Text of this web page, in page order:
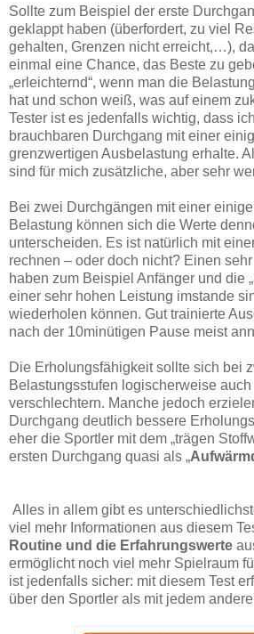
Sollte zum Beispiel der erste
geklappt haben (überfordert, zu viel
gehalten, Grenzen nicht erreicht,…),
einmal eine Chance, das Beste zu
„erleichternd“, wenn man die
hat und schon weiß, was auf einem
Tester ist es jedenfalls wichtig, dass
brauchbaren Durchgang mit einer
grenzwertigen Ausbelastung erhalte.
sind für mich zusätzliche, aber sehr
Bei zwei Durchgängen mit einer
Belastung können sich die Werte
unterscheiden. Es ist natürlich mit
rechnen – oder doch nicht? Einen sehr
haben zum Beispiel Anfänger und die
einer sehr hohen Leistung imstande
wiederholen können. Gut trainierte
nach der 10minütigen Pause meist
Die Erholungsfähigkeit sollte sich bei
Belastungsstufen logischerweise
verschlechtern. Manche jedoch
Durchgang deutlich bessere
eher die Sportler mit dem „trägen
ersten Durchgang quasi als „
Alles in allem gibt es
viel mehr Informationen aus diesem
Routine und die Erfahrungswerte
ermöglicht noch viel mehr Spielraum
ist jedenfalls sicher: mit diesem Test
über den Sportler als mit jedem